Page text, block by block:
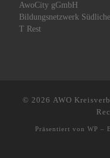
AwoCity gGmbH
Bildungsnetzwerk
T Rest
© 2026 AWO
Präsentiert von WP –